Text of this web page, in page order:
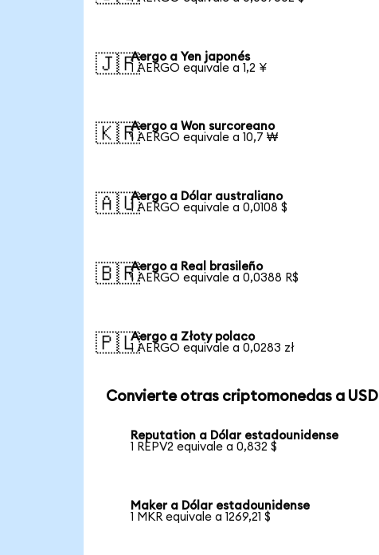
🇯🇵Aergo a Yen japonés
1 AERGO equivale a 1,2 ¥
🇰🇷Aergo a Won surcoreano
1 AERGO equivale a 10,7 ₩
🇦🇺Aergo a Dólar australiano
1 AERGO equivale a 0,0108 $
🇧🇷Aergo a Real brasileño
1 AERGO equivale a 0,0388 R$
🇵🇱Aergo a Złoty polaco
1 AERGO equivale a 0,0283 zł
Convierte otras criptomonedas a USD
Reputation a Dólar estadounidense
1 REPV2 equivale a 0,832 $
Maker a Dólar estadounidense
1 MKR equivale a 1269,21 $